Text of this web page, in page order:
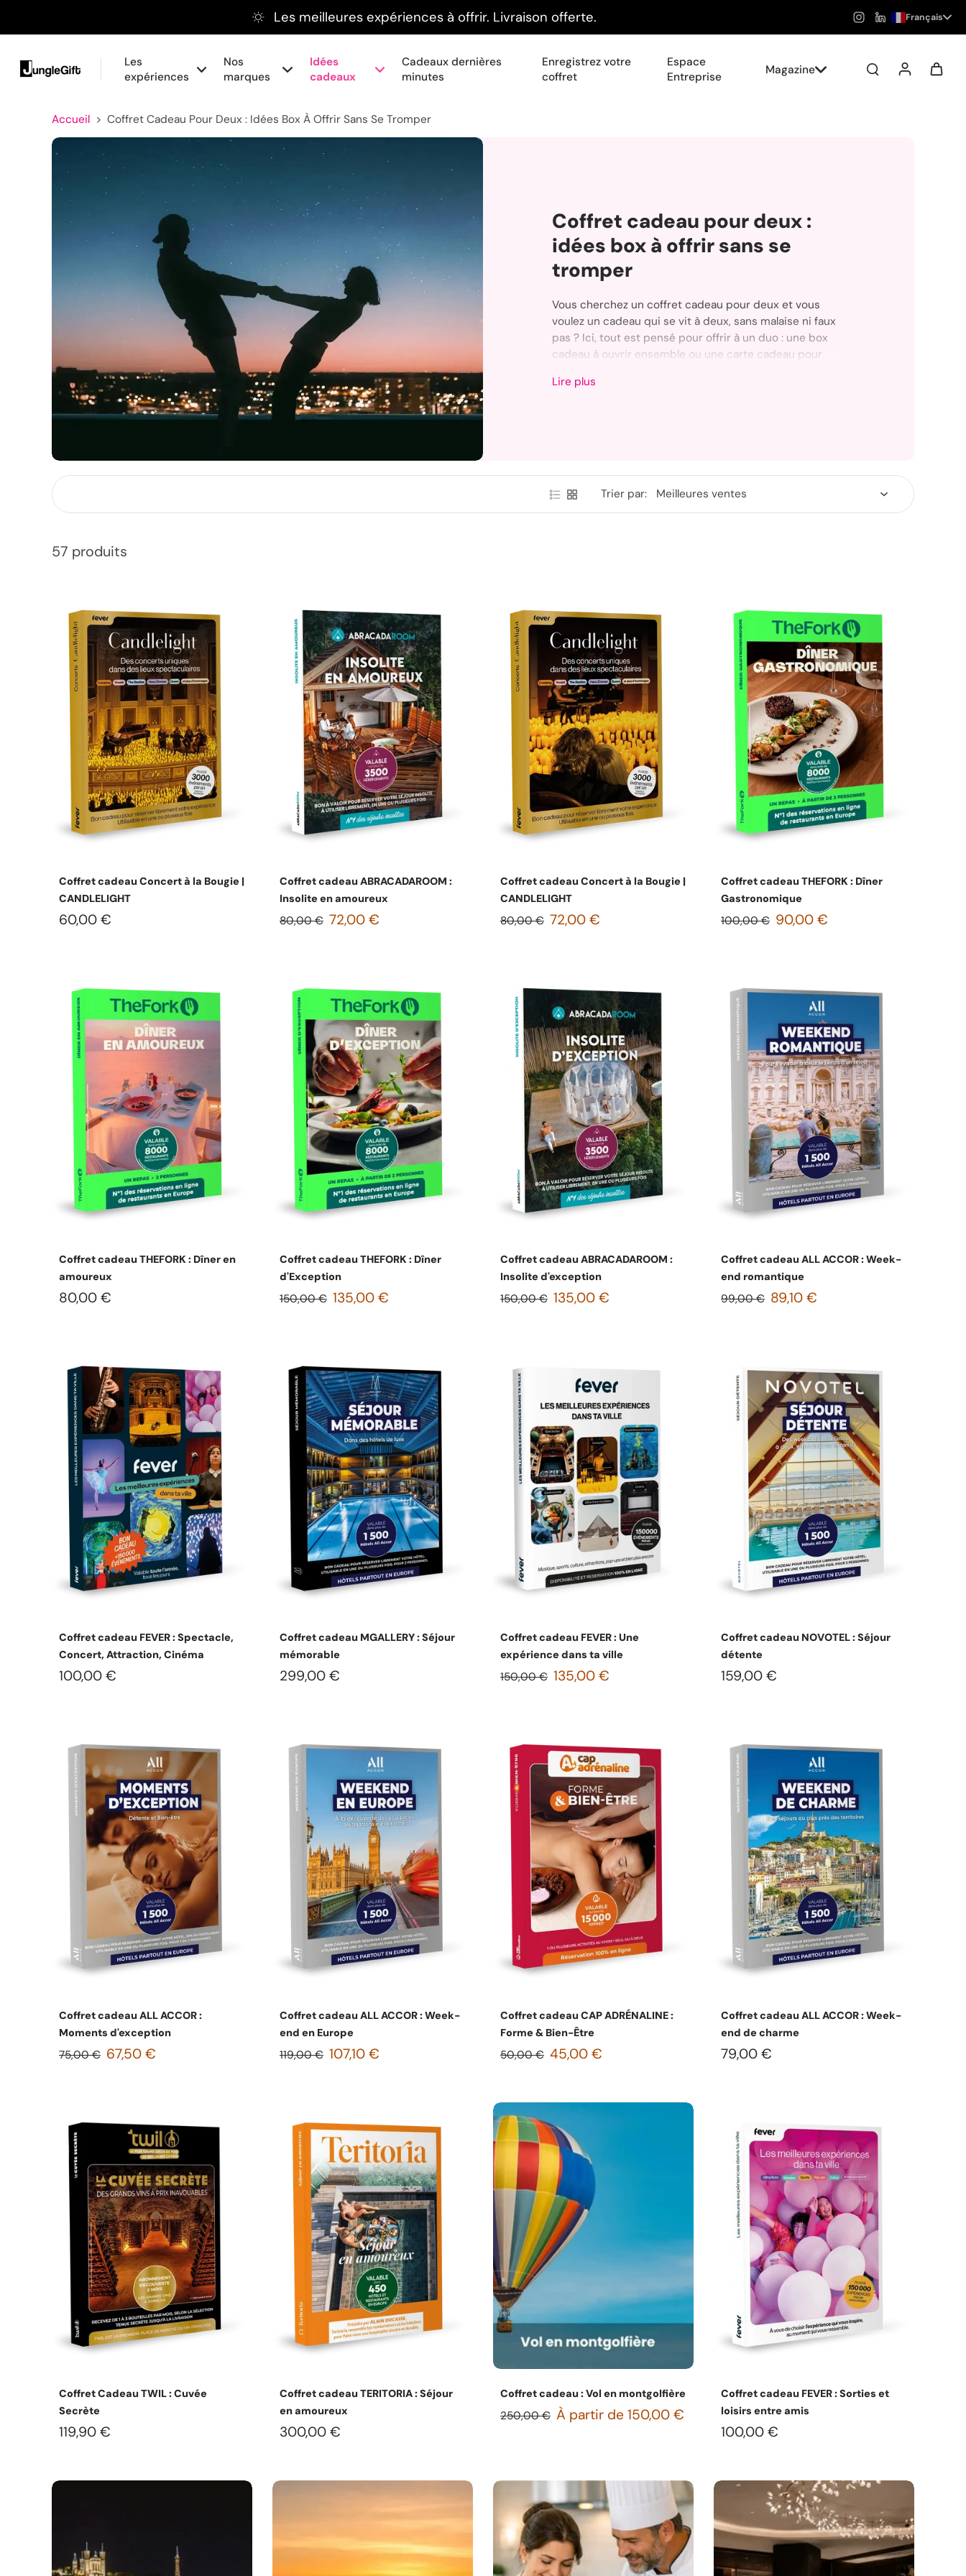
au
Les meilleures expériences à offrir. Livraison offerte. Français
Les
expériences
Nos
marques
Idées
cadeaux
Cadeaux dernières
minutes
Enregistrez votre
coffret
Espace
Entreprise
Magazine
Accueil > Coffret Cadeau Pour Deux : Idées Box À Offrir Sans Se Tromper
Coffret cadeau pour deux :
idées box à offrir sans se
tromper
Vous cherchez un coffret cadeau pour deux et vous
voulez un cadeau qui se vit à deux, sans malaise ni faux
pas ? Ici, tout est pensé pour offrir à un duo : une box
cadeau à ouvrir ensemble ou une carte cadeau pour
Lire plus
Trier par:
57 produits
Coffret cadeau Concert à la Bougie |
CANDLELIGHT
60,00 €
Coffret cadeau ABRACADAROOM :
Insolite en amoureux
80,00 € 72,00 €
Coffret cadeau Concert à la Bougie |
CANDLELIGHT
80,00 € 72,00 €
Coffret cadeau THEFORK : Dîner
Gastronomique
100,00 € 90,00 €
Coffret cadeau THEFORK : Dîner en
amoureux
80,00 €
Coffret cadeau THEFORK : Dîner
d'Exception
150,00 € 135,00 €
Coffret cadeau ABRACADAROOM :
Insolite d'exception
150,00 € 135,00 €
Coffret cadeau ALL ACCOR : Week-
end romantique
99,00 € 89,10 €
Coffret cadeau FEVER : Spectacle,
Concert, Attraction, Cinéma
100,00 €
Coffret cadeau MGALLERY : Séjour
mémorable
299,00 €
Coffret cadeau FEVER : Une
expérience dans ta ville
150,00 € 135,00 €
Coffret cadeau NOVOTEL : Séjour
détente
159,00 €
Coffret cadeau ALL ACCOR :
Moments d'exception
75,00 € 67,50 €
Coffret cadeau ALL ACCOR : Week-
end en Europe
119,00 € 107,10 €
Coffret cadeau CAP ADRÉNALINE :
Forme & Bien-Être
50,00 € 45,00 €
Coffret cadeau ALL ACCOR : Week-
end de charme
79,00 €
Coffret Cadeau TWIL : Cuvée
Secrète
119,90 €
Coffret cadeau TERITORIA : Séjour
en amoureux
300,00 €
Coffret cadeau : Vol en montgolfière
250,00 € À partir de 150,00 €
Coffret cadeau FEVER : Sorties et
loisirs entre amis
100,00 €